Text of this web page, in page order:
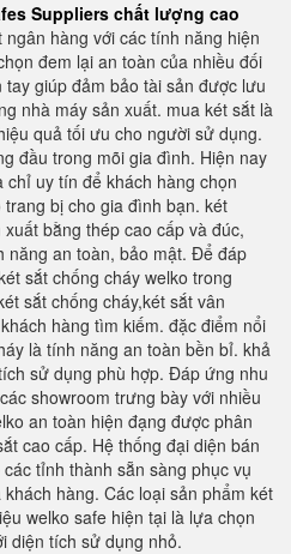
Suppliers chất lượng cao
ngân hàng với các tính năng hiện
đem lại an toàn của nhiều đối
giúp đảm bảo tài sản được lưu
nhà máy sản xuất. mua két sắt là
quả tối ưu cho người sử dụng.
đầu trong mõi gia đình. Hiện nay
chỉ uy tín để khách hàng chọn
bị cho gia đình bạn. két
bằng thép cao cấp và đúc,
năng an toàn, bảo mật. Để đáp
sắt chống cháy welko trong
sắt chống cháy,két sắt vân
hàng tìm kiếm. đặc điểm nổi
là tính năng an toàn bền bỉ. khả
sử dụng phù hợp. Đáp ứng nhu
showroom trưng bày với nhiều
an toàn hiện đạng được phân
cao cấp. Hệ thống đại diện bán
tỉnh thành sẵn sàng phục vụ
hàng. Các loại sản phẩm két
welko safe hiện tại là lựa chọn
diện tích sử dụng nhỏ.